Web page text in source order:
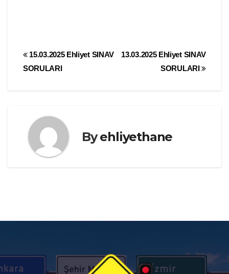
Yazı
13.03.2025 Ehliyet SINAV
SORULARI
15.03.2025 Ehliyet SINAV
SORULARI
Byehliyethane